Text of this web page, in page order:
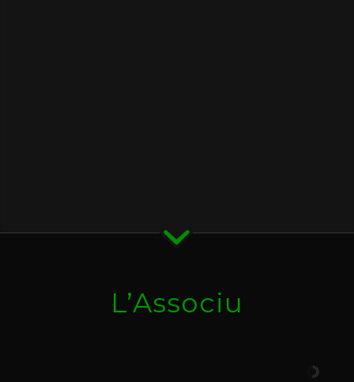
L’Associu